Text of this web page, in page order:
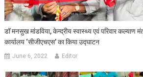
डॉ मनसुख मांडविया, केन्द्रीय स्वास्थ्य एवं परिवार कल्याण
कार्यालय ‘सीजीएचएस’ का किया उद्घाटन
June 6, 2022 Editor